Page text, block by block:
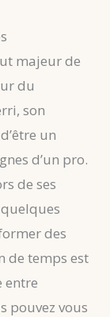
majeur de
du
son
un
d’un pro.
de ses
des
de temps est
entre
pouvez vous